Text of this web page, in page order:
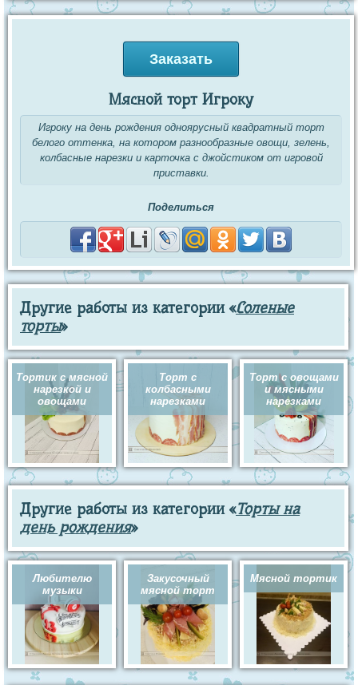
Заказать
Мясной торт Игроку
Игроку на день рождения одноярусный квадратный торт
белого оттенка, на котором разнообразные овощи, зелень,
колбасные нарезки и карточка с джойстиком от игровой
приставки.
Поделиться
Другие работы из категории «Соленые
торты»
Тортик с мясной
нарезкой и
овощами
Торт с
колбасными
нарезками
Торт с овощами
и мясными
нарезками
Другие работы из категории «Торты на
день рождения»
Любителю
музыки
Закусочный
мясной торт
Мясной тортик